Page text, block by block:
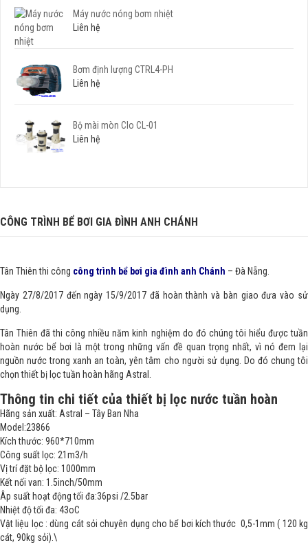
Máy nước nóng bơm nhiệt
Liên hệ
Bơm định lượng CTRL4-PH
Liên hệ
Bộ mài mòn Clo CL-01
Liên hệ
CÔNG TRÌNH BỂ BƠI GIA ĐÌNH ANH CHÁNH
Tân Thiên thi công công trình bể bơi gia đình anh Chánh – Đà Nẵng.
Ngày 27/8/2017 đến ngày 15/9/2017 đã hoàn thành và bàn giao đưa vào sử
dụng.
Tân Thiên đã thi công nhiều năm kinh nghiệm do đó chúng tôi hiểu được tuần
hoàn nước bể bơi là một trong những vấn đề quan trọng nhất, vì nó đem lại
nguồn nước trong xanh an toàn, yên tâm cho người sử dụng. Do đó chung tôi
chọn thiết bị lọc tuần hoàn hãng Astral.
Thông tin chi tiết của thiết bị lọc nước tuần hoàn
Hãng sản xuất: Astral – Tây Ban Nha
Model:23866
Kích thước: 960*710mm
Công suất lọc: 21m3/h
Vị trí đặt bộ lọc: 1000mm
Kết nối van: 1.5inch/50mm
Âp suất hoạt động tối đa:36psi /2.5bar
Nhiệt độ tối đa: 43oC
Vật liệu lọc : dùng cát sỏi chuyên dụng cho bể bơi kích thước 0,5-1mm ( 120 kg
cát, 90kg sỏi).\